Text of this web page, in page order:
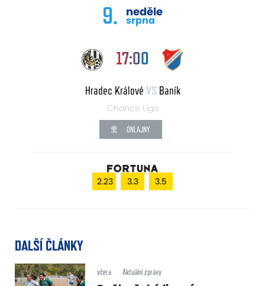
9. neděle
srpna
17:00
Hradec Králové VS Baník
Chance Liga
ONLAJNY
2.23 3.3 3.5
DALŠÍ ČLÁNKY
včera Aktuální zprávy